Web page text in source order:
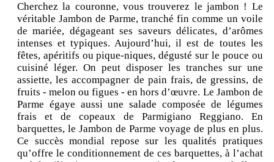
Cherchez la couronne, vous trouverez le jambon ! Le
véritable Jambon de Parme, tranché fin comme un voile
de mariée, dégageant ses saveurs délicates, d’arômes
intenses et typiques. Aujourd’hui, il est de toutes les
fêtes, apéritifs ou pique-niques, dégusté sur le pouce ou
cuisiné léger. On peut disposer les tranches sur une
assiette, les accompagner de pain frais, de gressins, de
fruits - melon ou figues - en hors d’œuvre. Le Jambon de
Parme égaye aussi une salade composée de légumes
frais et de copeaux de Parmigiano Reggiano. En
barquettes, le Jambon de Parme voyage de plus en plus.
Ce succès mondial repose sur les qualités pratiques
qu’offre le conditionnement de ces barquettes, à l’achat